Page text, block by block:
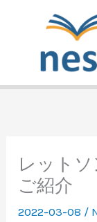
レット
ご紹介
2022-03-08 /